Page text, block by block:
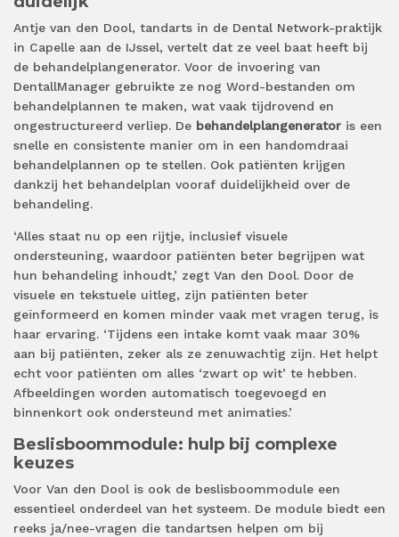
Antje van den Dool, tandarts in de Dental Network-praktijk
in Capelle aan de IJssel, vertelt dat ze veel baat heeft bij
de behandelplangenerator. Voor de invoering van
DentallManager gebruikte ze nog Word-bestanden om
behandelplannen te maken, wat vaak tijdrovend en
ongestructureerd verliep. De behandelplangenerator is een
snelle en consistente manier om in een handomdraai
behandelplannen op te stellen. Ook patiënten krijgen
dankzij het behandelplan vooraf duidelijkheid over de
behandeling.
‘Alles staat nu op een rijtje, inclusief visuele
ondersteuning, waardoor patiënten beter begrijpen wat
hun behandeling inhoudt,’ zegt Van den Dool. Door de
visuele en tekstuele uitleg, zijn patiënten beter
geïnformeerd en komen minder vaak met vragen terug, is
haar ervaring. ‘Tijdens een intake komt vaak maar 30%
aan bij patiënten, zeker als ze zenuwachtig zijn. Het helpt
echt voor patiënten om alles ‘zwart op wit’ te hebben.
Afbeeldingen worden automatisch toegevoegd en
binnenkort ook ondersteund met animaties.’
Beslisboommodule: hulp bij complexe
keuzes
Voor Van den Dool is ook de beslisboommodule een
essentieel onderdeel van het systeem. De module biedt een
reeks ja/nee-vragen die tandartsen helpen om bij